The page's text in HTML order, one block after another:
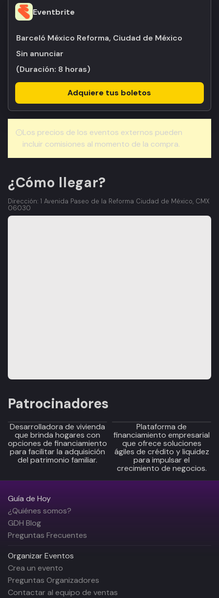
Eventbrite
Barceló México Reforma, Ciudad de México
Sin anunciar
(Duración: 8 horas)
Adquiere tus boletos
Los precios de los eventos externos pueden
incluir comisiones al momento de la compra.
¿Cómo llegar?
Dirección: 1 Avenida Paseo de la Reforma Ciudad de México, CMX
06030
Patrocinadores
Desarrolladora de vivienda
que brinda hogares con
opciones de financiamiento
para facilitar la adquisición
del patrimonio familiar.
Plataforma de
financiamiento empresarial
que ofrece soluciones
ágiles de crédito y liquidez
para impulsar el
crecimiento de negocios.
Guía de Hoy
¿Quiénes somos?
GDH Blog
Preguntas Frecuentes
Organizar Eventos
Crea un evento
Preguntas Organizadores
Contactar al equipo de ventas